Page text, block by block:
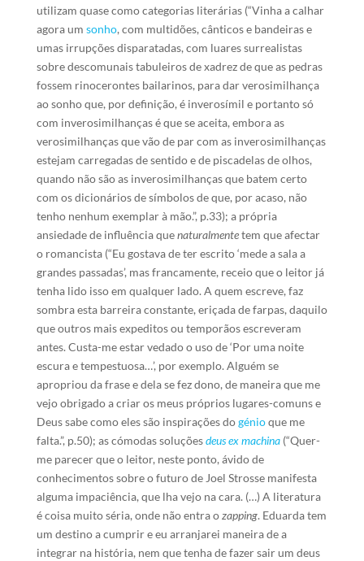
utilizam quase como categorias literárias (“Vinha a calhar
agora um sonho, com multidões, cânticos e bandeiras e
umas irrupções disparatadas, com luares surrealistas
sobre descomunais tabuleiros de xadrez de que as pedras
fossem rinocerontes bailarinos, para dar verosimilhança
ao sonho que, por definição, é inverosímil e portanto só
com inverosimilhanças é que se aceita, embora as
verosimilhanças que vão de par com as inverosimilhanças
estejam carregadas de sentido e de piscadelas de olhos,
quando não são as inverosimilhanças que batem certo
com os dicionários de símbolos de que, por acaso, não
tenho nenhum exemplar à mão.”, p.33); a própria
ansiedade de influência quenaturalmentetem que afectar
o romancista (“Eu gostava de ter escrito ‘mede a sala a
grandes passadas’, mas francamente, receio que o leitor já
tenha lido isso em qualquer lado. A quem escreve, faz
sombra esta barreira constante, eriçada de farpas, daquilo
que outros mais expeditos ou temporãos escreveram
antes. Custa-me estar vedado o uso de ‘Por uma noite
escura e tempestuosa…’, por exemplo. Alguém se
apropriou da frase e dela se fez dono, de maneira que me
vejo obrigado a criar os meus próprios lugares-comuns e
Deus sabe como eles são inspirações dogénioque me
falta.”, p.50); as cómodas soluçõesdeus ex machina(“Quer-
me parecer que o leitor, neste ponto, ávido de
conhecimentos sobre o futuro de Joel Strosse manifesta
alguma impaciência, que lha vejo na cara. (…) A literatura
é coisa muito séria, onde não entra ozapping. Eduarda tem
um destino a cumprir e eu arranjarei maneira de a
integrar na história, nem que tenha de fazer sair um deus